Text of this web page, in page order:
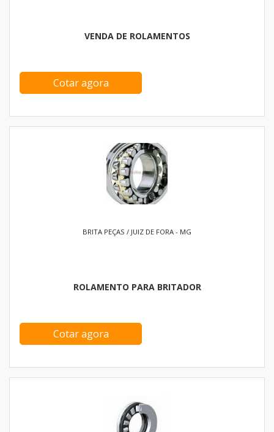
VENDA DE ROLAMENTOS
Cotar agora
BRITA PEÇAS / JUIZ DE FORA - MG
ROLAMENTO PARA BRITADOR
Cotar agora